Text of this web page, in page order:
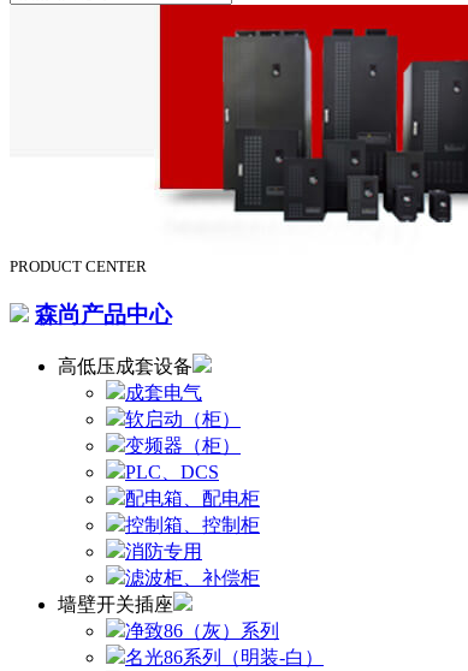
PRODUCT CENTER
森尚产品中心
高低压成套设备
成套电气
软启动（柜）
变频器（柜）
PLC、DCS
配电箱、配电柜
控制箱、控制柜
消防专用
滤波柜、补偿柜
墙壁开关插座
净致86（灰）系列
名光86系列（明装-白）